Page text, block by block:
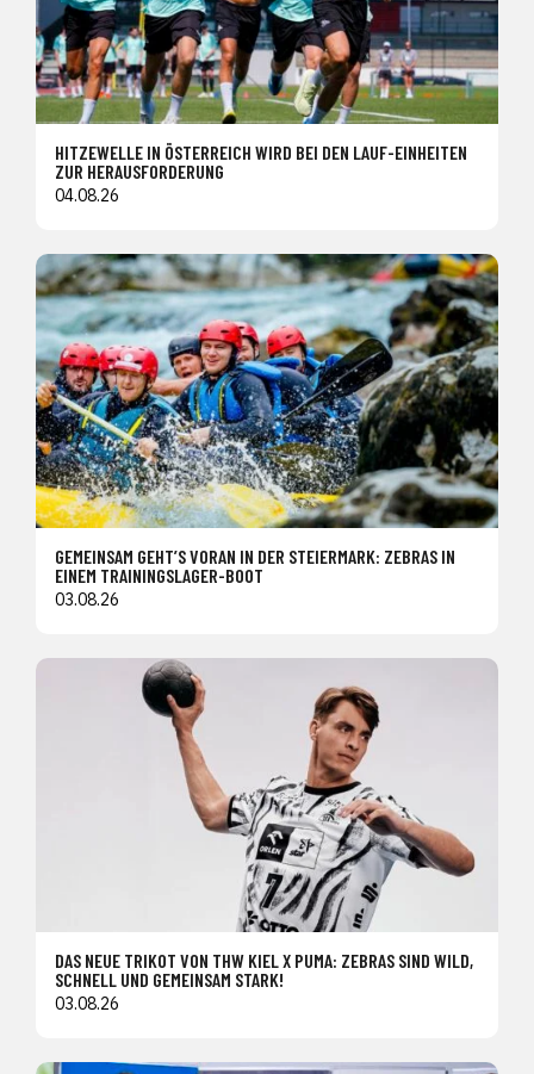
HITZEWELLE IN ÖSTERREICH WIRD BEI DEN LAUF-EINHEITEN
ZUR HERAUSFORDERUNG
04.08.26
GEMEINSAM GEHT’S VORAN IN DER STEIERMARK: ZEBRAS IN
EINEM TRAININGSLAGER-BOOT
03.08.26
DAS NEUE TRIKOT VON THW KIEL X PUMA: ZEBRAS SIND WILD,
SCHNELL UND GEMEINSAM STARK!
03.08.26